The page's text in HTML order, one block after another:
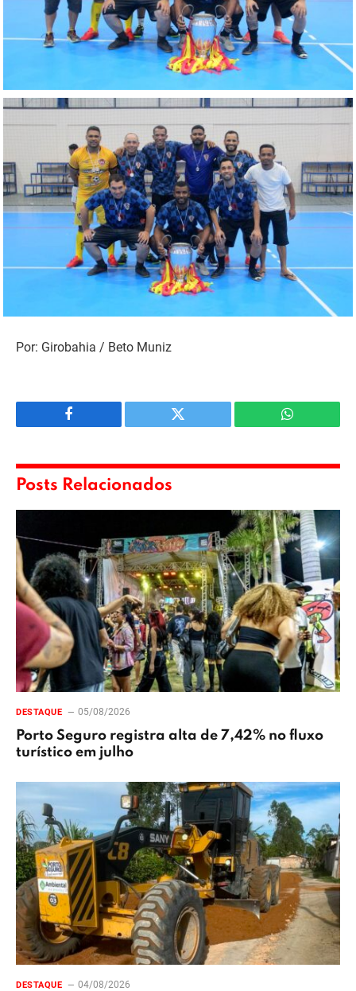
Por: Girobahia / Beto Muniz
Facebook Twitter WhatsApp
Posts Relacionados
DESTAQUE 05/08/2026
Porto Seguro registra alta de 7,42% no fluxo
turístico em julho
DESTAQUE 04/08/2026